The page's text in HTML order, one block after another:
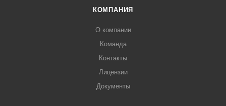
КОМПАНИЯ
О компании
Команда
Контакты
Лицензии
Документы